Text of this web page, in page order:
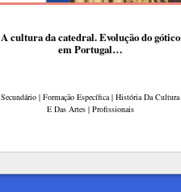
A cultura da catedral. Evolução do gótico
em Portugal…
Secundário | Formação Específica | História Da Cultura
E Das Artes | Profissionais